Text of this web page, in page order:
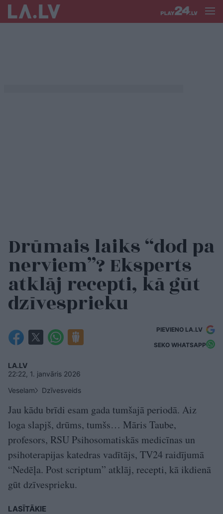
Drūmais laiks “dod pa
nerviem”? Eksperts
atklāj recepti, kā gūt
dzīvesprieku
PIEVIENO LA.LV
SEKO WHATSAPP
LA.LV
22:22, 1. janvāris 2026
Veselam
Dzīvesveids
Jau kādu brīdi esam gada tumšajā periodā. Aiz
loga slapjš, drūms, tumšs… Māris Taube,
profesors, RSU Psihosomatiskās medicīnas un
psihoterapijas katedras vadītājs, TV24 raidījumā
“Nedēļa. Post scriptum” atklāj, recepti, kā ikdienā
gūt dzīvesprieku.
LASĪTĀKIE